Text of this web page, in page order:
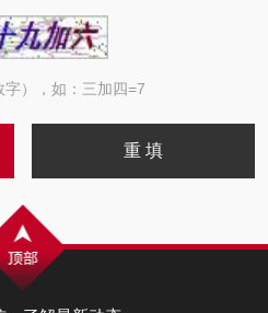
），如：三加四=7